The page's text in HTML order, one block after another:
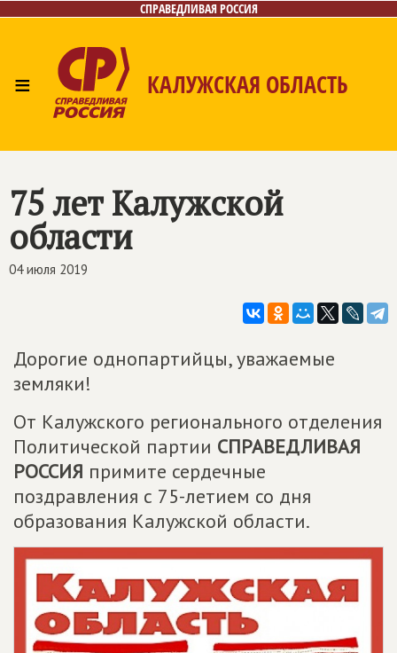
СПРАВЕДЛИВАЯ РОССИЯ
≡ КАЛУЖСКАЯ ОБЛАСТЬ
75 лет Калужской
области
04 июля 2019
Дорогие однопартийцы, уважаемые
земляки!
От Калужского регионального отделения
Политической партии СПРАВЕДЛИВАЯ
РОССИЯ примите сердечные
поздравления с 75-летием со дня
образования Калужской области.